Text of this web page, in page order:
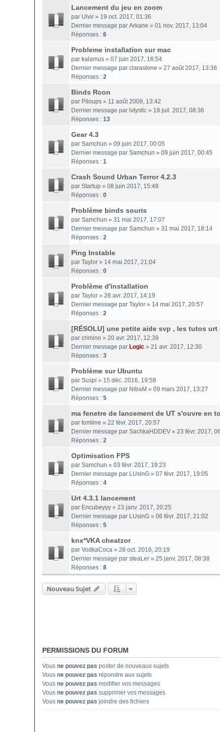
Lancement du jeu en zoom
par Ulvir » 19 oct. 2017, 01:36
Dernier message par Arkane » 01 nov. 2017, 13:04
Réponses : 6
Probleme installation sur mac
par kalamus » 07 juin 2017, 16:54
Dernier message par clarastone » 27 août 2017, 13:36
Réponses : 2
Binds Rcon
par Piloups » 11 août 2008, 13:42
Dernier message par lvlystic » 18 juil. 2017, 08:36
Réponses : 13
Gear 4.3
par Samchun » 09 juin 2017, 00:05
Dernier message par Samchun » 09 juin 2017, 00:45
Réponses : 1
Crash Sound Urban Terror 4.2.3
par Startup » 08 juin 2017, 15:48
Réponses : 0
Problème binds souris
par Samchun » 31 mai 2017, 17:07
Dernier message par Samchun » 31 mai 2017, 18:14
Réponses : 2
Ping Instable
par Taylor » 14 mai 2017, 21:04
Réponses : 0
Problème d'installation
par Taylor » 28 avr. 2017, 14:19
Dernier message par Taylor » 14 mai 2017, 20:57
Réponses : 2
[RÉSOLU] une petite aide svp , les tutos
par crimino » 20 avr. 2017, 12:39
Dernier message par Logic » 21 avr. 2017, 12:30
Réponses : 3
Problème sur Ubuntu
par Suspi » 15 déc. 2016, 19:58
Dernier message par NitraM » 09 mars 2017, 13:27
Réponses : 5
ma fenetre de lancement de UT s'ouvre en
par tomline » 22 févr. 2017, 20:57
Dernier message par SachkaHDDEV » 23 févr. 2017,
Réponses : 2
Optimisation FPS
par Samchun » 03 févr. 2017, 19:23
Dernier message par LUsinG » 07 févr. 2017, 19:05
Réponses : 4
Urt 4.3.1 lancement
par Encubeyyy » 23 janv. 2017, 20:25
Dernier message par LUsinG » 06 févr. 2017, 21:02
Réponses : 5
knx*VKA cheatzor
par VodkaCoca » 28 oct. 2016, 20:19
Dernier message par steaLer » 25 janv. 2017, 08:38
Réponses : 8
Nouveau Sujet
PERMISSIONS DU FORUM
Vous ne pouvez pas poster de nouveaux sujets
Vous ne pouvez pas répondre aux sujets
Vous ne pouvez pas modifier vos messages
Vous ne pouvez pas supprimer vos messages
Vous ne pouvez pas joindre des fichiers